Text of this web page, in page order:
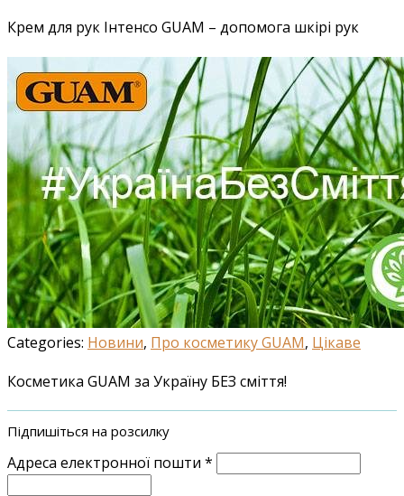
Крем для рук Інтенсо GUAM – допомога шкірі рук
Categories: Новини, Про косметику GUAM, Цікаве
Косметика GUAM за Україну БЕЗ сміття!
Підпишіться на розсилку
Адреса електронної пошти *